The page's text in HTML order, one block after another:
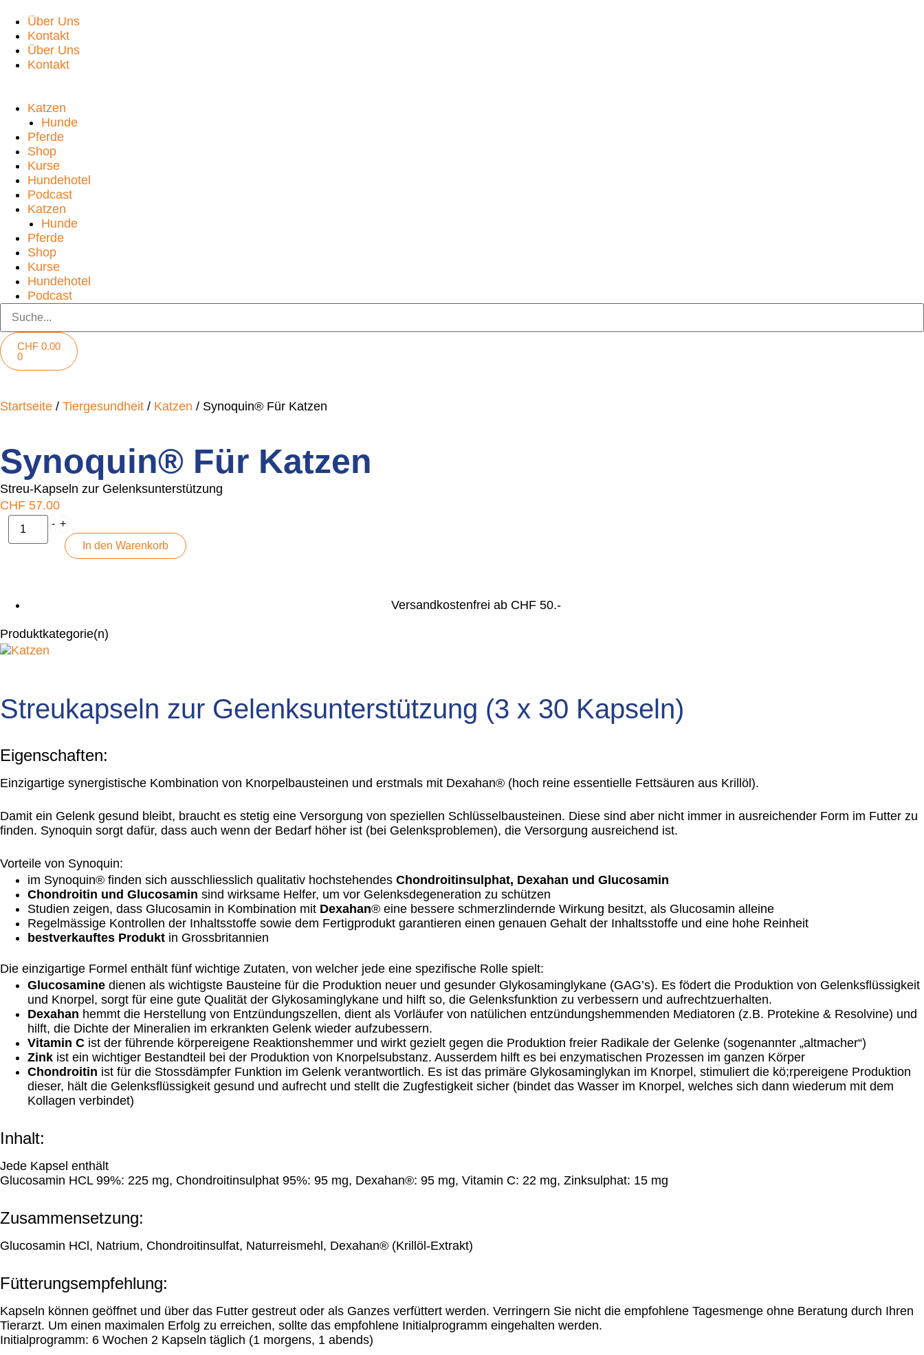
Über Uns
Kontakt
Über Uns
Kontakt
Katzen
Hunde
Pferde
Shop
Kurse
Hundehotel
Podcast
Katzen
Hunde
Pferde
Shop
Kurse
Hundehotel
Podcast
CHF 0.00
0
Startseite / Tiergesundheit / Katzen / Synoquin® Für Katzen
Synoquin® Für Katzen
Streu-Kapseln zur Gelenksunterstützung
CHF 57.00
- +
In den Warenkorb
Versandkostenfrei ab CHF 50.-
Produktkategorie(n)
Streukapseln zur Gelenksunterstützung (3 x 30 Kapseln)
Eigenschaften:
Einzigartige synergistische Kombination von Knorpelbausteinen und erstmals mit Dexahan® (hoch reine essentielle Fettsäuren aus Krillöl).
Damit ein Gelenk gesund bleibt, braucht es stetig eine Versorgung von speziellen Schlüsselbausteinen. Diese sind aber nicht immer in ausreichender Form im Futter zu
finden. Synoquin sorgt dafür, dass auch wenn der Bedarf höher ist (bei Gelenksproblemen), die Versorgung ausreichend ist.
Vorteile von Synoquin:
im Synoquin® finden sich ausschliesslich qualitativ hochstehendes Chondroitinsulphat, Dexahan und Glucosamin
Chondroitin und Glucosamin sind wirksame Helfer, um vor Gelenksdegeneration zu schützen
Studien zeigen, dass Glucosamin in Kombination mit Dexahan® eine bessere schmerzlindernde Wirkung besitzt, als Glucosamin alleine
Regelmässige Kontrollen der Inhaltsstoffe sowie dem Fertigprodukt garantieren einen genauen Gehalt der Inhaltsstoffe und eine hohe Reinheit
bestverkauftes Produkt in Grossbritannien
Die einzigartige Formel enthält fünf wichtige Zutaten, von welcher jede eine spezifische Rolle spielt:
Glucosamine dienen als wichtigste Bausteine für die Produktion neuer und gesunder Glykosaminglykane (GAG’s). Es födert die Produktion von Gelenksflüssigkeit
und Knorpel, sorgt für eine gute Qualität der Glykosaminglykane und hilft so, die Gelenksfunktion zu verbessern und aufrechtzuerhalten.
Dexahan hemmt die Herstellung von Entzündungszellen, dient als Vorläufer von natülichen entzündungshemmenden Mediatoren (z.B. Protekine & Resolvine) und
hilft, die Dichte der Mineralien im erkrankten Gelenk wieder aufzubessern.
Vitamin C ist der führende körpereigene Reaktionshemmer und wirkt gezielt gegen die Produktion freier Radikale der Gelenke (sogenannter „altmacher“)
Zink ist ein wichtiger Bestandteil bei der Produktion von Knorpelsubstanz. Ausserdem hilft es bei enzymatischen Prozessen im ganzen Körper
Chondroitin ist für die Stossdämpfer Funktion im Gelenk verantwortlich. Es ist das primäre Glykosaminglykan im Knorpel, stimuliert die kö;rpereigene Produktion
dieser, hält die Gelenksflüssigkeit gesund und aufrecht und stellt die Zugfestigkeit sicher (bindet das Wasser im Knorpel, welches sich dann wiederum mit dem
Kollagen verbindet)
Inhalt:
Jede Kapsel enthält
Glucosamin HCL 99%: 225 mg, Chondroitinsulphat 95%: 95 mg, Dexahan®: 95 mg, Vitamin C: 22 mg, Zinksulphat: 15 mg
Zusammensetzung:
Glucosamin HCl, Natrium, Chondroitinsulfat, Naturreismehl, Dexahan® (Krillöl-Extrakt)
Fütterungsempfehlung:
Kapseln können geöffnet und über das Futter gestreut oder als Ganzes verfüttert werden. Verringern Sie nicht die empfohlene Tagesmenge ohne Beratung durch Ihren
Tierarzt. Um einen maximalen Erfolg zu erreichen, sollte das empfohlene Initialprogramm eingehalten werden.
Initialprogramm: 6 Wochen 2 Kapseln täglich (1 morgens, 1 abends)